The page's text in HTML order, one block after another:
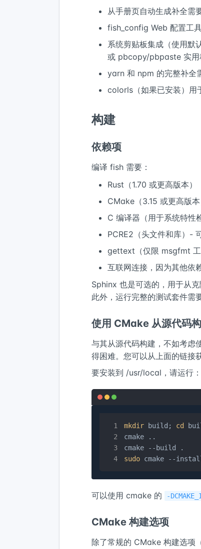
从手册页自动生成补全
fish_config Web 配置工
系统剪贴板集成（使用
或 pbcopy/pbpaste 实用
yarn 和 npm 的完整补
colorls（如果已安装）用
构建
依赖项
编译 fish 需要：
Rust（1.70 或更高版本）
CMake（3.15 或更高版本
C 编译器（用于系统特性
PCRE2（头文件和库）-
gettext（仅限 msgfmt
互联网连接，因为其他依
Sphinx 也是可选的，用于从
此外，运行完整的测试套件
使用 CMake 从源代码
与其从源代码构建，不如考虑
得困难。您可以从上面的链接
要安装到 /usr/local，请运行：
mkdir build; cd
cmake ..
sudo cmake --
可以使用 cmake 的 -
CMake 构建选项
除了常规的 CMake 构建选项